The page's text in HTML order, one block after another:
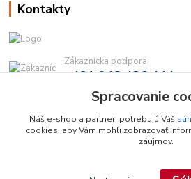
Kontakty
Zákaznícka podpora
+421 948 436 444
(Po-Pia, 9-16 hod.)
info@najdielna.sk
Spracovanie
Náš e-shop a partneri potrebujú Váš
cookies, aby Vám mohli zobrazovať
záujmov.